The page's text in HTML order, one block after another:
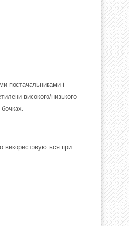
постачальниками і
високого/низького
використовуються при